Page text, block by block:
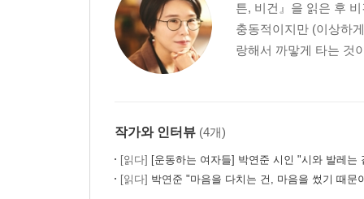
빈센트
기억은 청동빛으로 굳는다
봄비가 차마, 귀[耳]가 되어 내리는
가장 맑은 늪
융단, 모르핀, 매니큐어에게
튼, 비건』을 읽은 후
충동적이지만 (이상하
랑해서 까맣게 타는 것
작가와 인터뷰 (4개)
[읽다] [운동하는 여자들] 박연준 시인 "시와 발레는 같은
[읽다] 박연준 "마음을 다치는 건, 마음을 썼기 때문